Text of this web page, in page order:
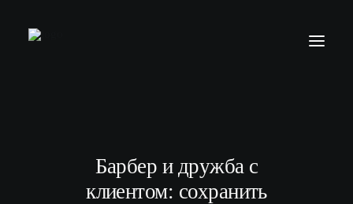
МОДЕЛЯМБарбер и дружба с
клиентом: сохранить